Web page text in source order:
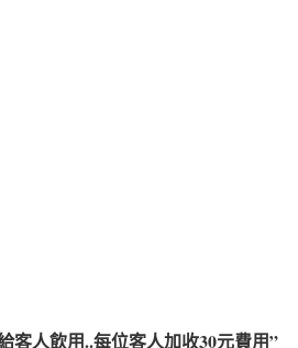
客人飲用..每位客人加收30元費用”